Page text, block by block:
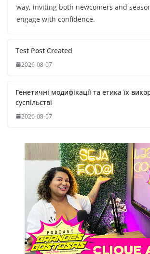
way, inviting both newcomers and
engage with confidence.
Test Post Created
2026-08-07
Генетичні модифікації та етика їх
суспільстві
2026-08-07